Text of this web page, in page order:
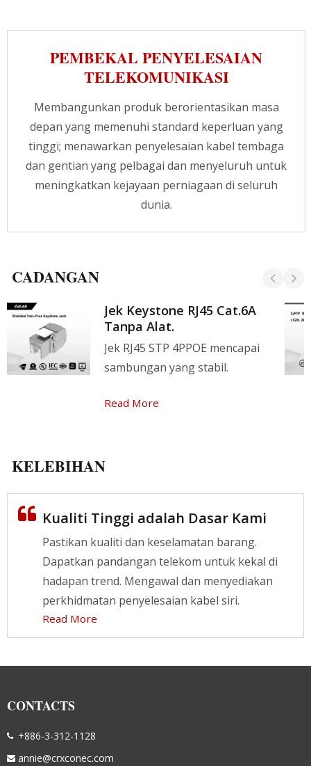
kukuh dan terdiri daripada 100% wayar
kontak bersalut emas 50-mikron untuk
memberikan konduktiviti yang lebih baik. Kabel
terstruktur boleh menyambungkan pelbagai
jenis peralatan secara arbitrari, dan ia juga
boleh menyokong sebarang produk rangkaian
yang mematuhi piawaian dan menyokong
pelbagai struktur rangkaian. CRXCabling
menyediakan produk dan perkhidmatan yang
lengkap, sila hubungi pakar kami untuk
maklumat lanjut.
PEMBEKAL PENYELESAIAN
TELEKOMUNIKASI
Membangunkan produk berorientasikan masa
depan yang memenuhi standard keperluan yang
tinggi; menawarkan penyelesaian kabel tembaga
dan gentian yang pelbagai dan menyeluruh untuk
meningkatkan kejayaan perniagaan di seluruh
dunia.
CADANGAN
Jek Keystone RJ45 Cat.6A
Tanpa Alat.
Jek RJ45 STP 4PPOE mencapai
sambungan yang stabil.
Read More
KELEBIHAN
Kualiti Tinggi adalah Dasar Kami
Pastikan kualiti dan keselamatan barang.
Dapatkan pandangan telekom untuk kekal di
hadapan trend. Mengawal dan menyediakan
perkhidmatan penyelesaian kabel siri.
Read More
CONTACTS
+886-3-312-1128
annie@crxconec.com